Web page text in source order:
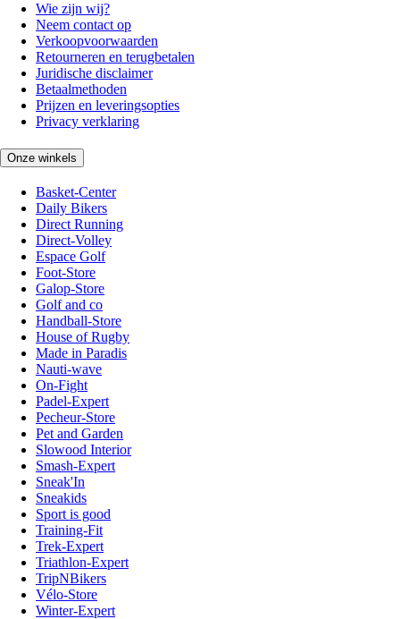
Wie zijn wij?
Neem contact op
Verkoopvoorwaarden
Retourneren en terugbetalen
Juridische disclaimer
Betaalmethoden
Prijzen en leveringsopties
Privacy verklaring
Onze winkels
Basket-Center
Daily Bikers
Direct Running
Direct-Volley
Espace Golf
Foot-Store
Galop-Store
Golf and co
Handball-Store
House of Rugby
Made in Paradis
Nauti-wave
On-Fight
Padel-Expert
Pecheur-Store
Pet and Garden
Slowood Interior
Smash-Expert
Sneak'In
Sneakids
Sport is good
Training-Fit
Trek-Expert
Triathlon-Expert
TripNBikers
Vélo-Store
Winter-Expert